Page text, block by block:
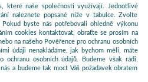
a adresy
splátky
povinen vystavit kupujícímu
přijatou tržbu u správce daně
pak nejpozději do 48 hodin.
Všechna práva vyhrazena.
které naše společnosti využívají. Jednotlivé
naleznete popsané níže v tabulce. Zvolte
Pokud byste nás potřebovali ohledně výkonu
cookies kontaktovat, obraťte se prosím na
na našeho Pověřence pro ochranu osobních
údaji nenakládáme, jak bychom měli, máte
ochranu osobních údajů. Budeme však rádi,
a budeme tak moct Váš požadavek obratem